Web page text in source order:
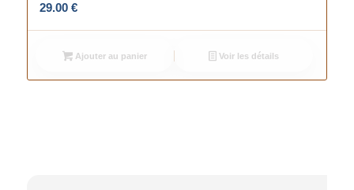
29.00 €
Ajouter au panier Voir les détails